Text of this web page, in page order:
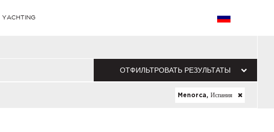
YACHTING
ОТФИЛЬТРОВАТЬ РЕЗУЛЬТАТЫ
Menorca, Испания